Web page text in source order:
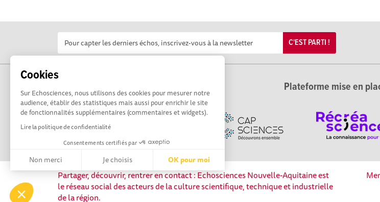
Cookies
Sur Echosciences, nous utilisons des cookies pour mesurer notre
audience, établir des statistiques mais aussi pour enrichir le site
de fonctionnalités supplémentaires (commentaires et widgets).
Lire la politique de confidentialité
Consentements certifiés par
Non merci Je choisis OK pour moi
Axeptio consent
Plateforme de Gestion du Consentement : Personnalisez vos Options
C'EST PARTI !
Plateforme mise en
Partager, découvrir, rentrer en contact : Echosciences Nouvelle-Aquitaine est
le réseau social des acteurs de la culture scientifique, technique et industrielle
de la région.